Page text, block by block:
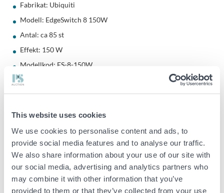
This website uses cookies
We use cookies to personalise content and ads, to
provide social media features and to analyse our traffic.
We also share information about your use of our site with
our social media, advertising and analytics partners who
may combine it with other information that you’ve
provided to them or that they’ve collected from your use
Fabrikat: Ubiquiti
Modell: EdgeSwitch 8 150W
Antal: ca 85 st
Effekt: 150 W
Modellkod: ES-8-150W
Nätverksswitchar 16 portar
Antal: ca 9 st
Effekt: 150 W
Nätverkskablar:
Typ: Blandade längder och färger